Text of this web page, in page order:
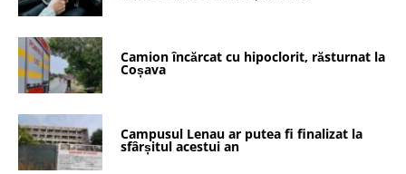
Camion încărcat cu hipoclorit, răsturnat la
Coșava
Campusul Lenau ar putea fi finalizat la
sfârșitul acestui an